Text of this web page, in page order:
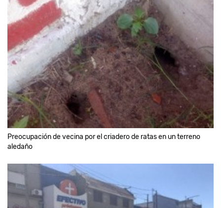
Preocupación de vecina por el criadero de ratas en un terreno
aledaño